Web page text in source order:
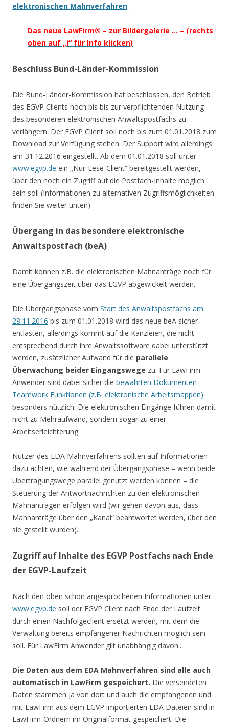
elektronischen Mahnverfahren .
Das neue LawFirm® – zur Bildergalerie … – (rechts
oben auf „i“ für Info klicken)
Beschluss Bund-Länder-Kommission
Die Bund-Länder-Kommission hat beschlossen, den Betrieb
des EGVP Clients noch bis bis zur verpflichtenden Nutzung
des besonderen elektronischen Anwaltspostfachs zu
verlängern. Der EGVP Client soll noch bis zum 01.01.2018 zum
Download zur Verfügung stehen. Der Support wird allerdings
am 31.12.2016 eingestellt. Ab dem 01.01.2018 soll unter
www.egvp.de ein „Nur-Lese-Client“ bereitgestellt werden,
über den noch ein Zugriff auf die Postfach-Inhalte möglich
sein soll (Informationen zu alternativen Zugriffsmöglichkeiten
finden Sie weiter unten)
Übergang in das besondere elektronische
Anwaltspostfach (beA)
Damit können z.B. die elektronischen Mahnanträge noch für
eine Übergangszeit über das EGVP abgewickelt werden.
Die Übergangsphase vom Start des Anwaltspostfachs am
28.11.2016 bis zum 01.01.2018 wird das neue beA sicher
entlasten, allerdings kommt auf die Kanzleien, die nicht
entsprechend durch ihre Anwaltssoftware dabei unterstützt
werden, zusätzlicher Aufwand für die parallele
Überwachung beider Eingangswege zu. Für LawFirm
Anwender sind dabei sicher die bewährten Dokumenten-
Teamwork Funktionen (z.B. elektronische Arbeitsmappen)
besonders nützlich: Die elektronischen Eingänge führen damit
nicht zu Mehraufwand, sondern sogar zu einer
Arbeitserleichterung.
Nutzer des EDA Mahnverfahrens sollten auf Informationen
dazu achten, wie während der Übergangsphase – wenn beide
Übertragungswege parallel genutzt werden können – die
Steuerung der Antwortnachrichten zu den elektronischen
Mahnanträgen erfolgen wird (wir gehen davon aus, dass
Mahnanträge über den „Kanal“ beantwortet werden, über den
sie gestellt wurden).
Zugriff auf Inhalte des EGVP Postfachs nach Ende
der EGVP-Laufzeit
Nach den oben schon angesprochenen Informationen unter
www.egvp.de soll der EGVP Client nach Ende der Laufzeit
durch einen Nachfolgeclient ersetzt werden, mit dem die
Verwaltung bereits empfangener Nachrichten möglich sein
soll. Für LawFirm Anwender gilt unabhängig davon:.
Die Daten aus dem EDA Mahnverfahren sind alle auch
automatisch in LawFirm gespeichert. Die versendeten
Daten stammen ja von dort und auch die empfangenen und
mit LawFirm aus dem EGVP importierten EDA Dateien sind in
LawFirm-Ordnern im Originalformat gespeichert. Die